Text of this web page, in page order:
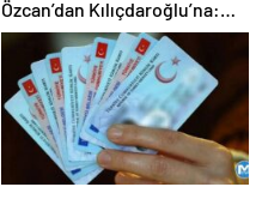
Özcan’dan Kılıçdaroğlu’na:
‘Artık yeter…’